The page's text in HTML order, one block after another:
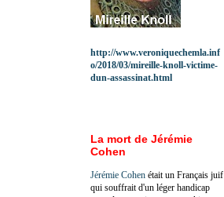
http://www.veroniquechemla.inf
o/2018/03/mireille-knoll-victime-
dun-assassinat.html
La mort de Jérémie
Cohen
Jérémie Cohen était un Français juif
qui souffrait d'un léger handicap